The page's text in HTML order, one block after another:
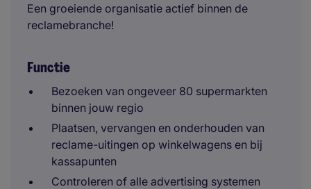
Een groeiende organisatie actief binnen de
reclamebranche!
Functie
Bezoeken van ongeveer 80 supermarkten
binnen jouw regio
Plaatsen, vervangen en onderhouden van
reclame-uitingen op winkelwagens en bij
kassapunten
Controleren of alle advertising systemen